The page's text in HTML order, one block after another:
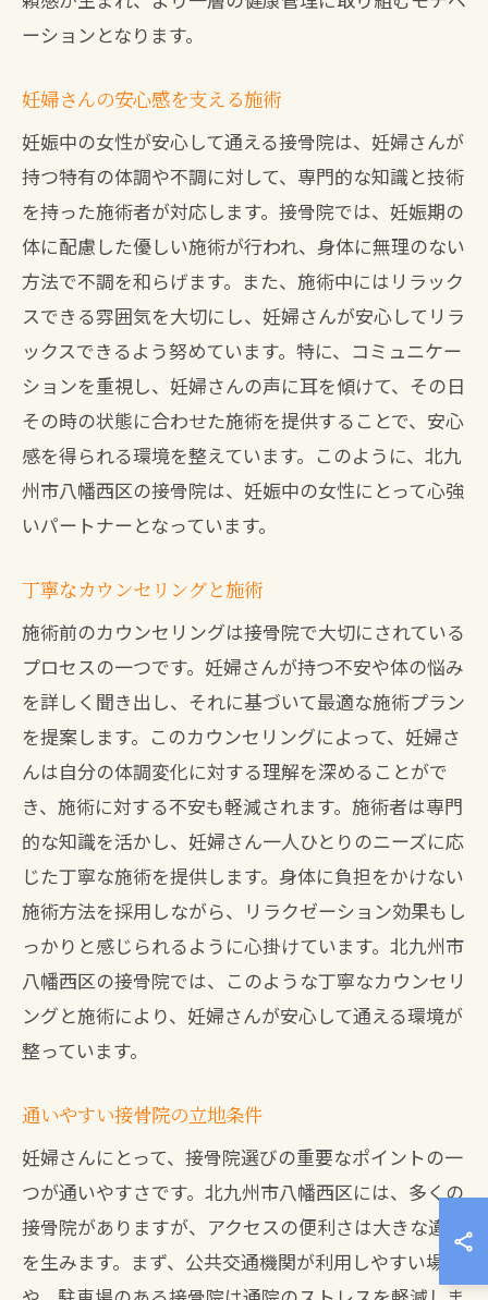
ーションとなります。
妊婦さんの安心感を支える施術
妊娠中の女性が安心して通える接骨院は、妊婦さんが
持つ特有の体調や不調に対して、専門的な知識と技術
を持った施術者が対応します。接骨院では、妊娠期の
体に配慮した優しい施術が行われ、身体に無理のない
方法で不調を和らげます。また、施術中にはリラック
スできる雰囲気を大切にし、妊婦さんが安心してリラ
ックスできるよう努めています。特に、コミュニケー
ションを重視し、妊婦さんの声に耳を傾けて、その日
その時の状態に合わせた施術を提供することで、安心
感を得られる環境を整えています。このように、北九
州市八幡西区の接骨院は、妊娠中の女性にとって心強
いパートナーとなっています。
丁寧なカウンセリングと施術
施術前のカウンセリングは接骨院で大切にされている
プロセスの一つです。妊婦さんが持つ不安や体の悩み
を詳しく聞き出し、それに基づいて最適な施術プラン
を提案します。このカウンセリングによって、妊婦さ
んは自分の体調変化に対する理解を深めることがで
き、施術に対する不安も軽減されます。施術者は専門
的な知識を活かし、妊婦さん一人ひとりのニーズに応
じた丁寧な施術を提供します。身体に負担をかけない
施術方法を採用しながら、リラクゼーション効果もし
っかりと感じられるように心掛けています。北九州市
八幡西区の接骨院では、このような丁寧なカウンセリ
ングと施術により、妊婦さんが安心して通える環境が
整っています。
通いやすい接骨院の立地条件
妊婦さんにとって、接骨院選びの重要なポイントの一
つが通いやすさです。北九州市八幡西区には、多くの
接骨院がありますが、アクセスの便利さは大きな違い
を生みます。まず、公共交通機関が利用しやすい場所